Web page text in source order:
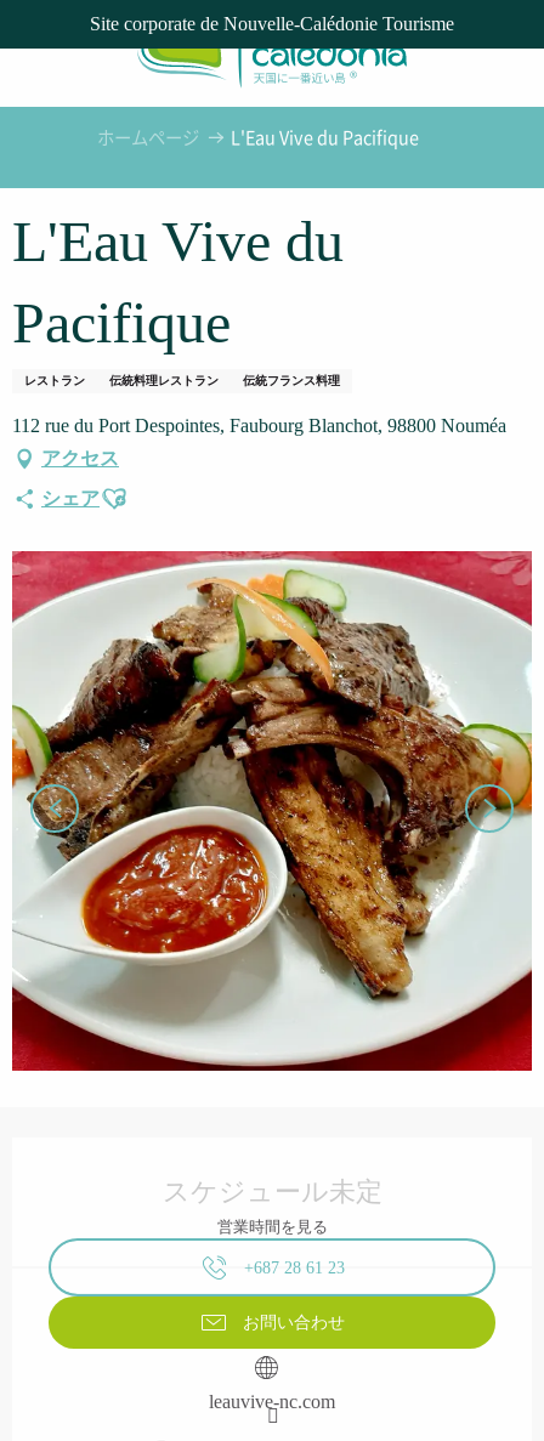
Site corporate de Nouvelle-Calédonie Tourisme
ホームページ L'Eau Vive du Pacifique
L'Eau Vive du
Pacifique
レストラン 伝統料理レストラン 伝統フランス料理
112 rue du Port Despointes, Faubourg Blanchot, 98800 Nouméa
アクセス
シェアAjouter aux favoris
スケジュール未定
営業時間を見る
+687 28 61 23
お問い合わせ
leauvive-nc.com